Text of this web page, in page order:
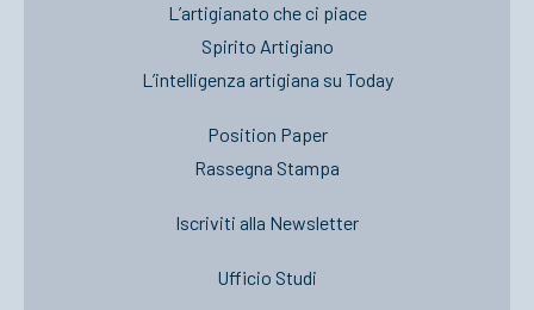
L’artigianato che ci piace
Spirito Artigiano
L’intelligenza artigiana su Today
Position Paper
Rassegna Stampa
Iscriviti alla Newsletter
Ufficio Studi